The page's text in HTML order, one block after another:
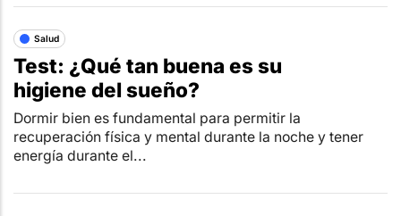
Salud
Test: ¿Qué tan buena es su
higiene del sueño?
Dormir bien es fundamental para permitir la
recuperación física y mental durante la noche y tener
energía durante el...